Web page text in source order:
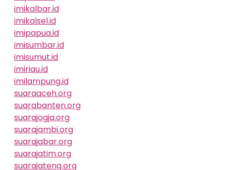
imikalbar.id
imikalsel.id
imipapua.id
imisumbar.id
imisumut.id
imiriau.id
imilampung.id
suaraaceh.org
suarabanten.org
suarajogja.org
suarajambi.org
suarajabar.org
suarajatim.org
suarajateng.org